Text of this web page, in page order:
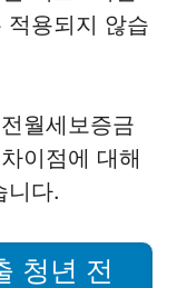
적용되지 않습
월세보증금
이점에 대해
니다.
청년 전